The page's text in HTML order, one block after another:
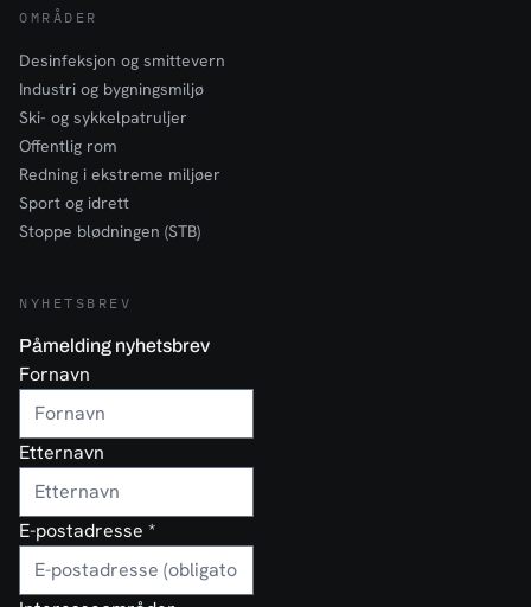
OMRÅDER
Desinfeksjon og smittevern
Industri og bygningsmiljø
Ski- og sykkelpatruljer
Offentlig rom
Redning i ekstreme miljøer
Sport og idrett
Stoppe blødningen (STB)
NYHETSBREV
Påmelding nyhetsbrev
Fornavn
Etternavn
E-postadresse *